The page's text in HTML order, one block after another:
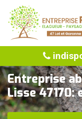
Entreprise
Lisse 47170: